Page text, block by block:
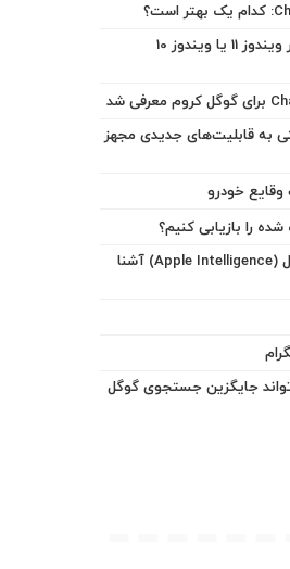
چگونه از قفل شدن خودکار ویندوز 11 یا ویندوز 10
به قابلیت‌های جدیدی مجهز
وقایع خودرو
را بازیابی کنیم؟
با ۱۰ ویژگی اولیه هوش اپل (Apple Intelligence) آشنا
جایگزین جستجوی گوگل